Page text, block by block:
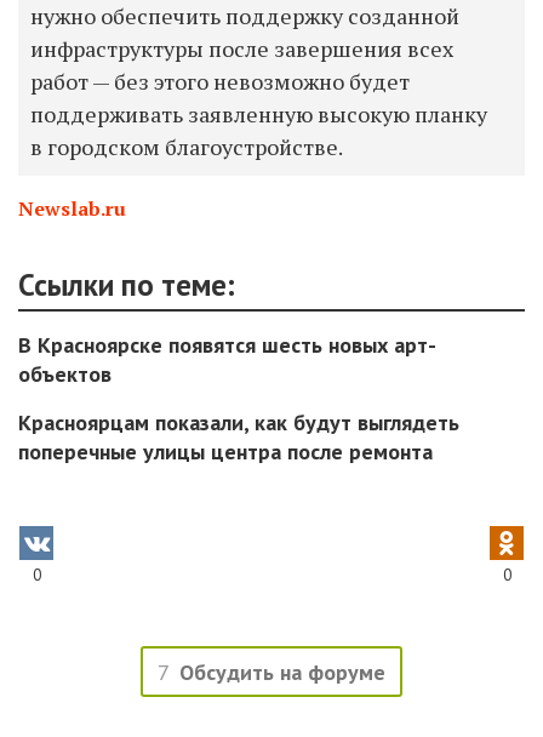
нужно обеспечить поддержку созданной
инфраструктуры после завершения всех
работ — без этого невозможно будет
поддерживать заявленную высокую планку
в городском благоустройстве.
Newslab.ru
Ссылки по теме:
В Красноярске появятся ​шесть новых арт-
объектов
Красноярцам показали, как будут выглядеть
поперечные улицы центра после ремонта
0 0
7 Обсудить на форуме